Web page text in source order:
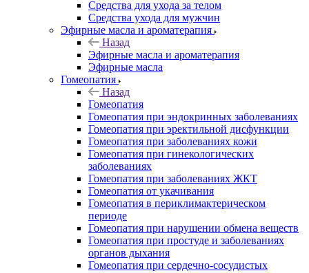
Средства для ухода за телом
Средства ухода для мужчин
Эфирные масла и ароматерапия
Назад
Эфирные масла и ароматерапия
Эфирные масла
Гомеопатия
Назад
Гомеопатия
Гомеопатия при эндокринных заболеваниях
Гомеопатия при эректильной дисфункции
Гомеопатия при заболеваниях кожи
Гомеопатия при гинекологических
заболеваниях
Гомеопатия при заболеваниях ЖКТ
Гомеопатия от укачивания
Гомеопатия в периклимактерическом
периоде
Гомеопатия при нарушении обмена веществ
Гомеопатия при простуде и заболеваниях
органов дыхания
Гомеопатия при сердечно-сосудистых